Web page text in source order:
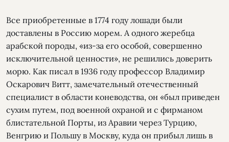
Все приобретенные в 1774 году лошади были
доставлены в Россию морем. А одного жеребца
арабской породы, «из-за его особой, совершенно
исключительной ценности», не решились доверить
морю. Как писал в 1936 году профессор Владимир
Оскарович Витт, замечательный отечественный
специалист в области коневодства, он «был приведен
сухим путем, под военной охраной и с фирманом
блистательной Порты, из Аравии через Турцию,
Венгрию и Польшу в Москву, куда он прибыл лишь в